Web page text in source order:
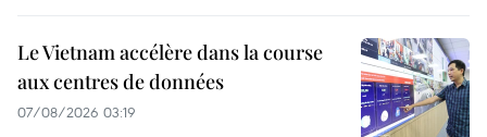
Le Vietnam accélère dans la course
aux centres de données
07/08/2026 03:19